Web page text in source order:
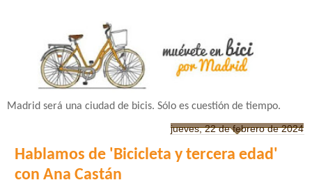
Madrid será una ciudad de bicis. Sólo es cuestión de tiempo.
jueves, 22 de febrero de 2024
Hablamos de 'Bicicleta y tercera edad'
con Ana Castán